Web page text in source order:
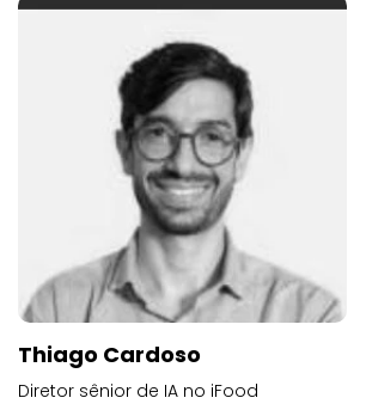
Thiago Cardoso
Diretor sênior de IA no iFood